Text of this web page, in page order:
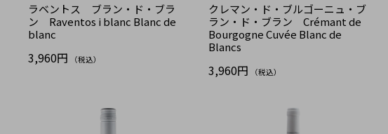
ラベントス ブラン・ド・ブラ
ン Raventos i blanc Blanc de
blanc
3,960円 （税込）
クレマン・ド・ブルゴーニュ・ブ
ラン・ド・ブラン Crémant de
Bourgogne Cuvée Blanc de
Blancs
3,960円 （税込）